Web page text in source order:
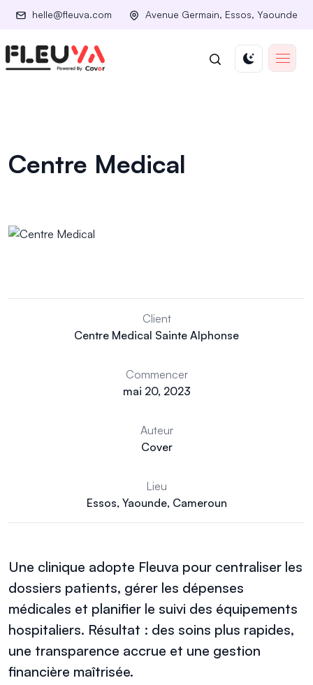
helle@fleuva.com Avenue Germain, Essos, Yaounde
Centre Medical
Client
Centre Medical Sainte Alphonse
Commencer
mai 20, 2023
Auteur
Cover
Lieu
Essos, Yaounde, Cameroun
Une clinique adopte Fleuva pour centraliser les
dossiers patients, gérer les dépenses
médicales et planifier le suivi des équipements
hospitaliers. Résultat : des soins plus rapides,
une transparence accrue et une gestion
financière maîtrisée.